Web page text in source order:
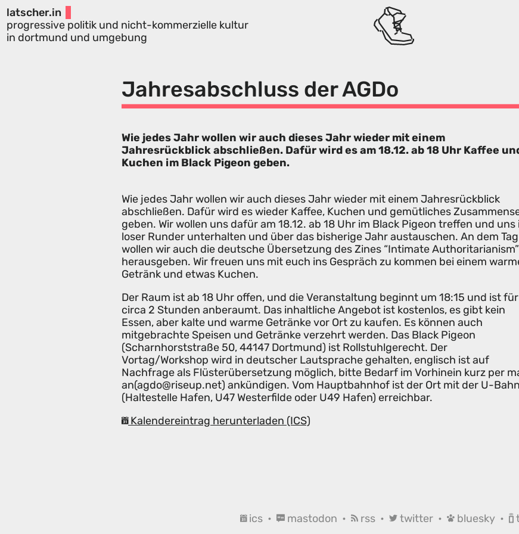
latscher.in
progressive politik und nicht-kommerzielle kultur
in dortmund und umgebung
Jahresabschluss der AGDo
Wie jedes Jahr wollen wir auch dieses Jahr wieder mit einem
Jahresrückblick abschließen. Dafür wird es am 18.12. ab 18 Uhr Kaffee
Kuchen im Black Pigeon geben.
Wie jedes Jahr wollen wir auch dieses Jahr wieder mit einem Jahresrückblick
abschließen. Dafür wird es wieder Kaffee, Kuchen und gemütliches
geben. Wir wollen uns dafür am 18.12. ab 18 Uhr im Black Pigeon treffen und uns
loser Runder unterhalten und über das bisherige Jahr austauschen. An dem Tag
wollen wir auch die deutsche Übersetzung des Zines “Intimate Authoritarianism”
herausgeben. Wir freuen uns mit euch ins Gespräch zu kommen bei einem
Getränk und etwas Kuchen.
Der Raum ist ab 18 Uhr offen, und die Veranstaltung beginnt um 18:15 und ist für
circa 2 Stunden anberaumt. Das inhaltliche Angebot ist kostenlos, es gibt kein
Essen, aber kalte und warme Getränke vor Ort zu kaufen. Es können auch
mitgebrachte Speisen und Getränke verzehrt werden. Das Black Pigeon
(Scharnhorststraße 50, 44147 Dortmund) ist Rollstuhlgerecht. Der
Vortag/Workshop wird in deutscher Lautsprache gehalten, englisch ist auf
Nachfrage als Flüsterübersetzung möglich, bitte Bedarf im Vorhinein kurz per
an(agdo@riseup.net) ankündigen. Vom Hauptbahnhof ist der Ort mit der U-Bahn
(Haltestelle Hafen, U47 Westerfilde oder U49 Hafen) erreichbar.
Kalendereintrag herunterladen (ICS)
ics • mastodon • rss • twitter • bluesky •